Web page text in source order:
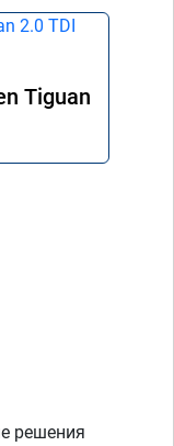
Tiguan
решения